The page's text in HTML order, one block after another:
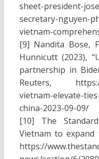
sheet-president-
secretary-nguyen-
vietnam-
[9] Nandita Bose,
Hunnicutt (2023),
partnership in
Reuters, https://
vietnam-elevate-
china-2023-09-09/
[10] The
Vietnam to
https://